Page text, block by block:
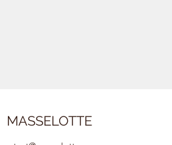
MASSELOTTE